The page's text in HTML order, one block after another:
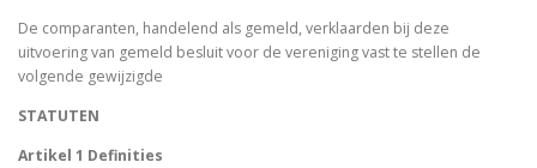
De comparanten, handelend als gemeld, verklaarden bij deze
uitvoering van gemeld besluit voor de vereniging vast te stellen de
volgende gewijzigde
STATUTEN
Artikel 1 Definities